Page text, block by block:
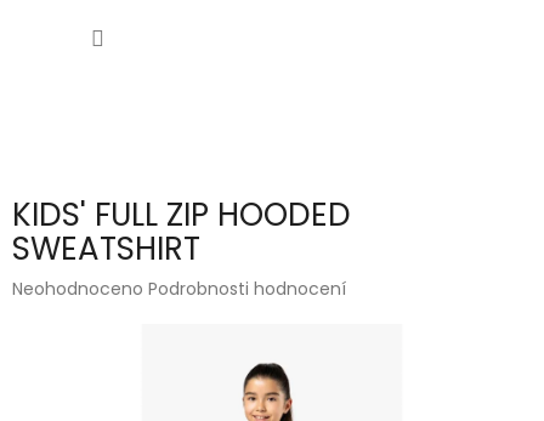
KIDS' FULL ZIP HOODED
SWEATSHIRT
Průměrné
Neohodnoceno Podrobnosti hodnocení